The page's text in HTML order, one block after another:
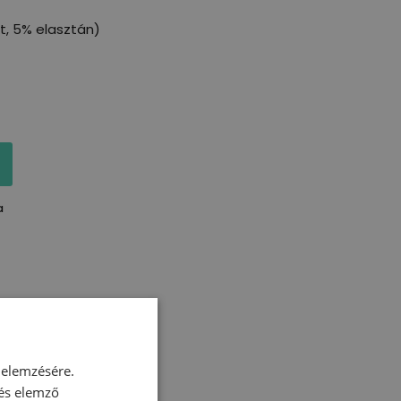
5% elasztán)
elemző